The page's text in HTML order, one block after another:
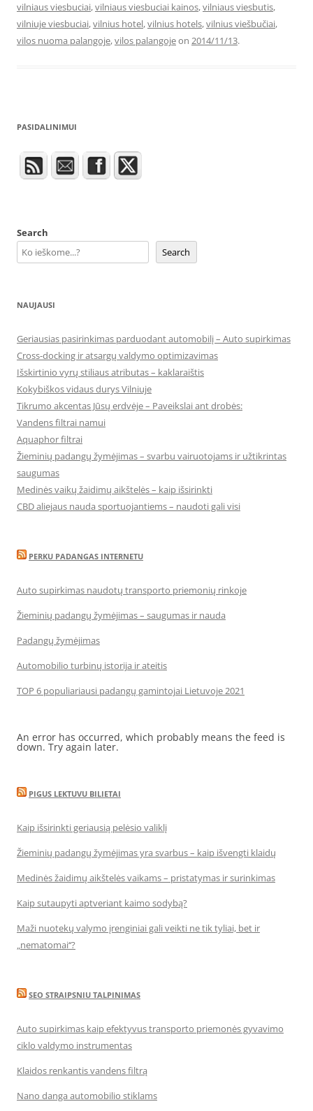
vilniaus viesbuciai,vilniaus viesbuciai kainos,vilniaus viesbutis,
vilniuje viesbuciai,vilnius hotel,vilnius hotels,vilnius viešbučiai,
vilos nuoma palangoje,vilos palangojeon 2014/11/13.
PASIDALINIMUI
Search
Search
NAUJAUSI
Geriausias pasirinkimas parduodant automobilį – Auto supirkimas
Cross-docking ir atsargų valdymo optimizavimas
Išskirtinio vyrų stiliaus atributas – kaklaraištis
Kokybiškos vidaus durys Vilniuje
Tikrumo akcentas Jūsų erdvėje – Paveikslai ant drobės:
Vandens filtrai namui
Aquaphor filtrai
Žieminių padangų žymėjimas – svarbu vairuotojams ir užtikrintas
saugumas
Medinės vaikų žaidimų aikštelės – kaip išsirinkti
CBD aliejaus nauda sportuojantiems – naudoti gali visi
PERKU PADANGAS INTERNETU
Auto supirkimas naudotų transporto priemonių rinkoje
Žieminių padangų žymėjimas – saugumas ir nauda
Padangų žymėjimas
Automobilio turbinų istorija ir ateitis
TOP 6 populiariausi padangų gamintojai Lietuvoje 2021
An error has occurred, which probably means the feed is
down. Try again later.
PIGUS LEKTUVU BILIETAI
Kaip išsirinkti geriausią pelėsio valiklį
Žieminių padangų žymėjimas yra svarbus – kaip išvengti klaidų
Medinės žaidimų aikštelės vaikams – pristatymas ir surinkimas
Kaip sutaupyti aptveriant kaimo sodybą?
Maži nuotekų valymo įrenginiai gali veikti ne tik tyliai, bet ir
„nematomai‘‘?
SEO STRAIPSNIU TALPINIMAS
Auto supirkimas kaip efektyvus transporto priemonės gyvavimo
ciklo valdymo instrumentas
Klaidos renkantis vandens filtrą
Nano danga automobilio stiklams